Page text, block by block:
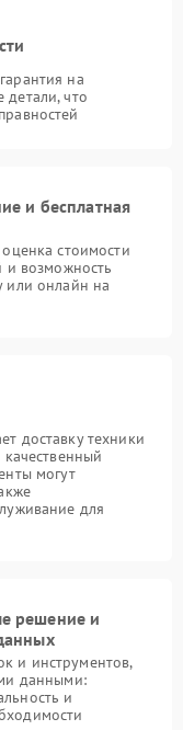
на
что
и бесплатная
стоимости
и возможность
или онлайн на
доставку техники
могут
для
решение и
и инструментов,
данными:
и